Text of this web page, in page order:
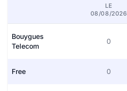
LE
08/08/2026
Bouygues
Telecom
0
Free 0